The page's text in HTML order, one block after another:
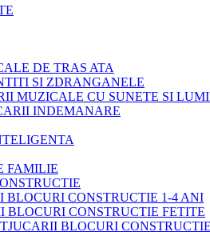
DE TRAS ATA
SI ZDRANGANELE
MUZICALE CU SUNETE SI
INDEMANARE
FAMILIE
BLOCURI CONSTRUCTIE 1-4 ANI
BLOCURI CONSTRUCTIE FETITE
JUCARII BLOCURI